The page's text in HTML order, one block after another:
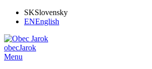
SKSlovensky
ENEnglish
obecJarok
Menu